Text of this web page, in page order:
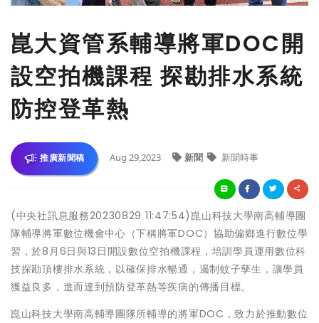
崑大資管系輔導將軍DOC開
設空拍機課程 探勘排水系統
防控登革熱
推廣新聞稿 Aug 29,2023 新聞 新聞時事
(中央社訊息服務20230829 11:47:54)崑山科技大學南高輔導團
隊輔導將軍數位機會中心（下稱將軍DOC）協助偏鄉進行數位學
習，於8月6日與13日開設數位空拍機課程，培訓學員運用數位科
技探勘頂樓排水系統，以確保排水暢通，遏制蚊子孳生，讓學員
獲益良多，進而達到預防登革熱等疾病的傳播目標。
崑山科技大學南高輔導團隊所輔導的將軍DOC，致力於推動數位